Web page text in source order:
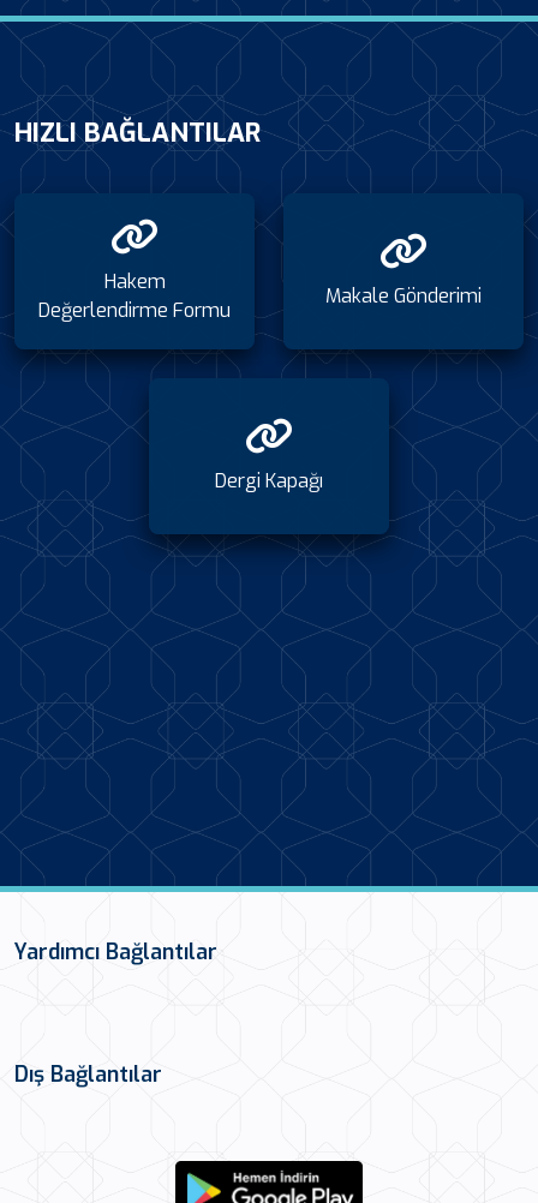
HIZLI BAĞLANTILAR
Hakem
Değerlendirme Formu
Makale Gönderimi
Dergi Kapağı
Yardımcı Bağlantılar
Dış Bağlantılar